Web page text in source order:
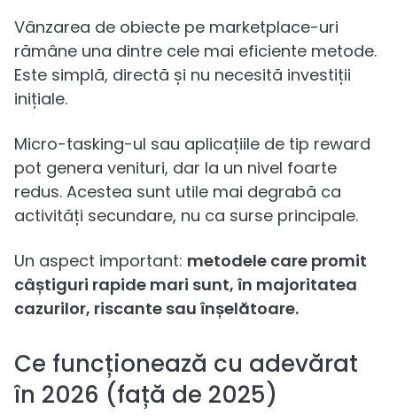
Vânzarea de obiecte pe marketplace-uri
rămâne una dintre cele mai eficiente metode.
Este simplă, directă și nu necesită investiții
inițiale.
Micro-tasking-ul sau aplicațiile de tip reward
pot genera venituri, dar la un nivel foarte
redus. Acestea sunt utile mai degrabă ca
activități secundare, nu ca surse principale.
Un aspect important: metodele care promit
câștiguri rapide mari sunt, în majoritatea
cazurilor, riscante sau înșelătoare.
Ce funcționează cu adevărat
în 2026 (față de 2025)